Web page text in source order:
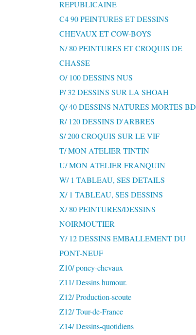
REPUBLICAINE
C4 90 PEINTURES ET DESSINS
CHEVAUX ET COW-BOYS
N/ 80 PEINTURES ET CROQUIS DE
CHASSE
O/ 100 DESSINS NUS
P/ 32 DESSINS SUR LA SHOAH
Q/ 40 DESSINS NATURES MORTES BD
R/ 120 DESSINS D'ARBRES
S/ 200 CROQUIS SUR LE VIF
T/ MON ATELIER TINTIN
U/ MON ATELIER FRANQUIN
W/ 1 TABLEAU, SES DETAILS
X/ 1 TABLEAU, SES DESSINS
X/ 80 PEINTURES/DESSINS
NOIRMOUTIER
Y/ 12 DESSINS EMBALLEMENT DU
PONT-NEUF
Z10/ poney-chevaux
Z11/ Dessins humour.
Z12/ Production-scoute
Z12/ Tour-de-France
Z14/ Dessins-quotidiens